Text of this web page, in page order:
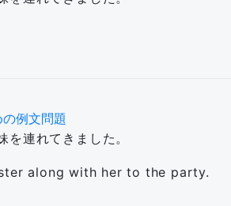
例文問題
を連れてきました。
along with her to the party.